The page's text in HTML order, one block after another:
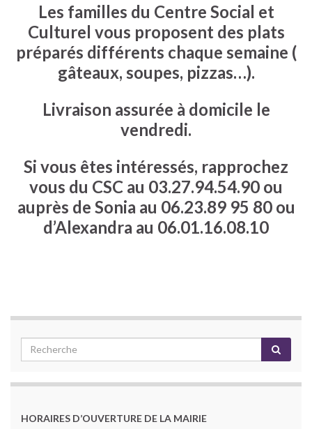
Les familles du Centre Social et
Culturel vous proposent des plats
préparés différents chaque semaine (
gâteaux, soupes, pizzas…).
Livraison assurée à domicile le
vendredi.
Si vous êtes intéressés, rapprochez
vous du CSC au 03.27.94.54.90 ou
auprès de Sonia au 06.23.89 95 80 ou
d’Alexandra au 06.01.16.08.10
HORAIRES D’OUVERTURE DE LA MAIRIE